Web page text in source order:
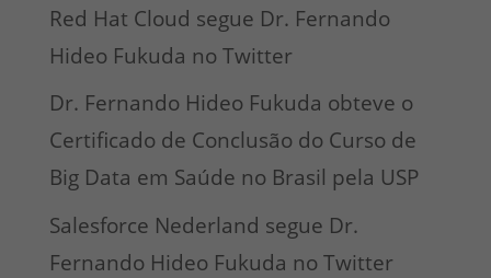
Red Hat Cloud segue Dr. Fernando
Hideo Fukuda no Twitter
Dr. Fernando Hideo Fukuda obteve o
Certificado de Conclusão do Curso de
Big Data em Saúde no Brasil pela USP
Salesforce Nederland segue Dr.
Fernando Hideo Fukuda no Twitter